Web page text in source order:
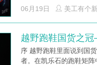
06月19日 美工有个新玩具
越野跑鞋国货之
序 越野跑鞋里面说到国
者。在凯乐石的跑鞋矩